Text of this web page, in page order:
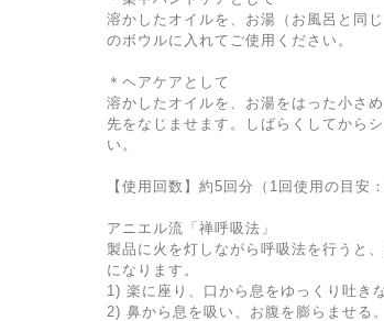
溶かしたオイルを、お湯（お風呂と同
のボウルに入れてご使用ください。
＊ヘアケアとして
溶かしたオイルを、お湯をはった小さ
先をなじませます。しばらくしてから
い。
【使用回数】約5回分（1回使用の目安
アニエル流「禅呼吸法」
製品に火を灯しながら呼吸法を行うと
になります。
1) 楽に座り、口から息をゆっくり吐き
2) 鼻から息を吸い、お腹を膨らませる。